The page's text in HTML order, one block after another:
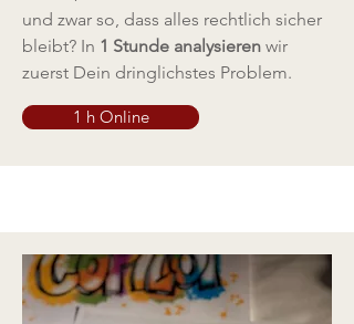
und zwar so, dass alles rechtlich sicher
bleibt? In 1 Stunde analysieren wir
zuerst Dein dringlichstes Problem.
1 h Online